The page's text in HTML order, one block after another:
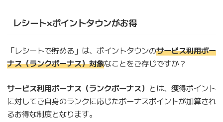
レシート×ポイントタウンがお得
「レシートで貯める」は、ポイントタウンのサービス利用ボー
ナス（ランクボーナス）対象なことをご存じですか？
サービス利用ボーナス（ランクボーナス） とは、獲得ポイント
に対してご自身のランクに応じたボーナスポイントが加算され
るお得な制度となります。